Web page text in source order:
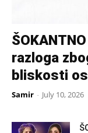
razloga
bliskosti
Samir - July 10, 2026